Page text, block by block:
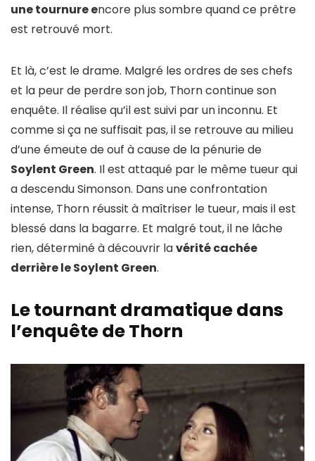
une tournure encore plus sombre quand ce prêtre
est retrouvé mort.
Et là, c’est le drame. Malgré les ordres de ses chefs
et la peur de perdre son job, Thorn continue son
enquête. Il réalise qu’il est suivi par un inconnu. Et
comme si ça ne suffisait pas, il se retrouve au milieu
d’une émeute de ouf à cause de la pénurie de
Soylent Green. Il est attaqué par le même tueur qui
a descendu Simonson. Dans une confrontation
intense, Thorn réussit à maîtriser le tueur, mais il est
blessé dans la bagarre. Et malgré tout, il ne lâche
rien, déterminé à découvrir lavérité cachée
derrière le Soylent Green.
Le tournant dramatique dans
l’enquête de Thorn